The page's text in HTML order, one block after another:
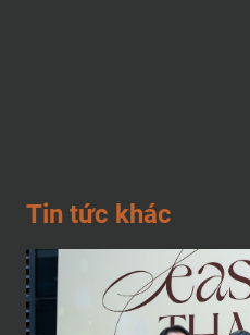
TIN TỨC KHÁC